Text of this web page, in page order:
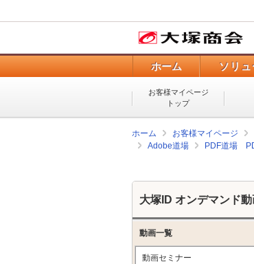
ホーム ソリ
お客様マイページ
トップ
ホーム お客様マイページ
Adobe道場
PDF道場
大塚ID オンデマンド動
動画一覧
動画セミナー